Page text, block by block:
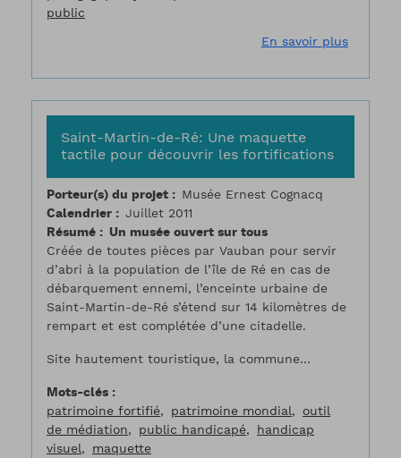
public
En savoir plussur
Saint-Martin-de-Ré: Une maquette
tactile pour découvrir les fortifications
Porteur(s) du projet
Musée Ernest Cognacq
Calendrier
Juillet 2011
Résumé
Un musée ouvert sur tous
Créée de toutes pièces par Vauban pour servir
d’abri à la population de l’île de Ré en cas de
débarquement ennemi, l’enceinte urbaine de
Saint-Martin-de-Ré s’étend sur 14 kilomètres de
rempart et est complétée d’une citadelle.
Site hautement touristique, la commune...
Mots-clés
patrimoine fortifié
patrimoine mondial
outil
de médiation
public handicapé
handicap
visuel
maquette